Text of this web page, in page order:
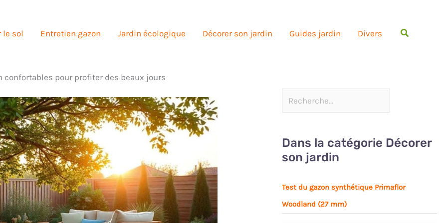
le sol Entretien gazon Jardin écologique Décorer son jardin Guides jardin Divers
confortables pour profiter des beaux jours
Dans la catégorie Décorer
son jardin
Test du gazon synthétique Primaflor
Woodland (27 mm)